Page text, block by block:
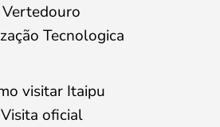
Vertedouro
Tecnologica
visitar Itaipu
Visita oficial